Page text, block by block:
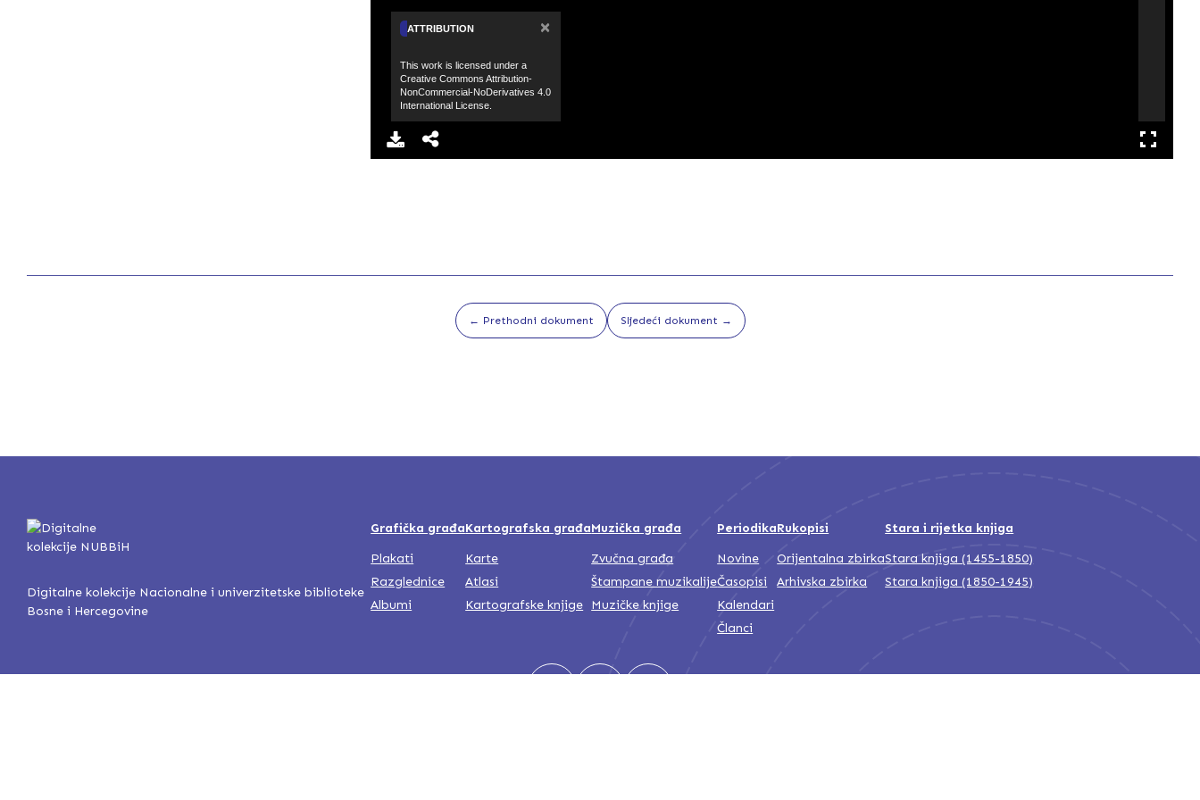
ATTRIBUTION ×
This work is licensed under a
Creative Commons Attribution-
NonCommercial-NoDerivatives 4.0
International License.
← Prethodni dokument Sljedeći dokument →
Digitalne kolekcije Nacionalne i univerzitetske biblioteke
Bosne i Hercegovine
Grafička građa
Plakati
Razglednice
Albumi
Kartografska građa
Karte
Atlasi
Kartografske knjige
Muzička građa
Zvučna građa
Štampane muzikalije
Muzičke knjige
Periodika
Novine
Časopisi
Kalendari
Članci
Rukopisi
Orijentalna zbirka
Arhivska zbirka
Stara i rijetka knjiga
Stara knjiga (1455-1850)
Stara knjiga (1850-1945)